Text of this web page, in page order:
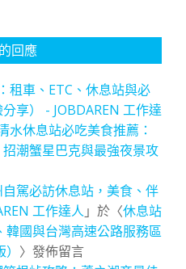
回應
租車、ETC、休息站與必
享） - JOBDAREN 工作達
水休息站必吃美食推薦：
潮蟹星巴克與最強夜景攻
駕必訪休息站，美食、伴
工作達人 」於〈休息站
韓國與台灣高速公路服務區
〉發佈留言